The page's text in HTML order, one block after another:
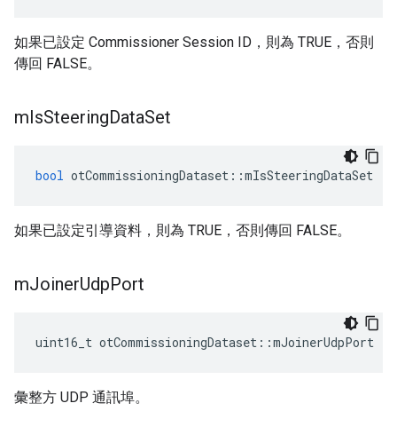
如果已設定 Commissioner Session ID，則為 TRUE，否則
傳回 FALSE。
mIsSteeringDataSet
bool otCommissioningDataset ::mIsSteeringDataSet
如果已設定引導資料，則為 TRUE，否則傳回 FALSE。
mJoinerUdpPort
uint16_t otCommissioningDataset ::mJoinerUdpPort
彙整方 UDP 通訊埠。